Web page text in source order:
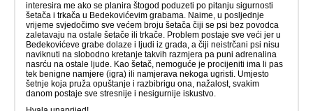
interesira me ako se planira štogod poduzeti po pitanju sigurnosti
šetača i trkača u Bedekovićevim grabama. Naime, u posljednje
vrijeme svjedočimo sve većem broju šetača čiji se psi bez povodca
zaletavaju na ostale šetače ili trkače. Problem postaje sve veći jer u
Bedekovićeve grabe dolaze i ljudi iz grada, a čiji neistrčani psi nisu
naviknuti na slobodno kretanje takvih razmjera pa puni adrenalina
nasrću na ostale ljude. Kao šetač, nemoguće je procijeniti ima li pas
tek benigne namjere (igra) ili namjerava nekoga ugristi. Umjesto
šetnje koja pruža opuštanje i razbibrigu ona, nažalost, svakim
danom postaje sve stresnije i nesigurnije iskustvo.